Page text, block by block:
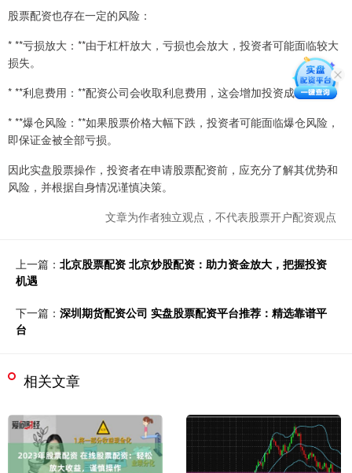
股票配资也存在一定的风险：
* **亏损放大：**由于杠杆放大，亏损也会放大，投资者可能面临较大
损失。
* **利息费用：**配资公司会收取利息费用，这会增加投资成本。
* **爆仓风险：**如果股票价格大幅下跌，投资者可能面临爆仓风险，
即保证金被全部亏损。
因此实盘股票操作，投资者在申请股票配资前，应充分了解其优势和
风险，并根据自身情况谨慎决策。
文章为作者独立观点，不代表股票开户配资观点
上一篇： 北京股票配资 北京炒股配资：助力资金放大，把握投资
机遇
下一篇： 深圳期货配资公司 实盘股票配资平台推荐：精选靠谱平
台
相关文章